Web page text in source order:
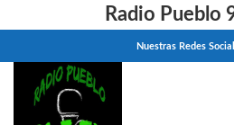
Radio Pueblo
Nuestras Redes